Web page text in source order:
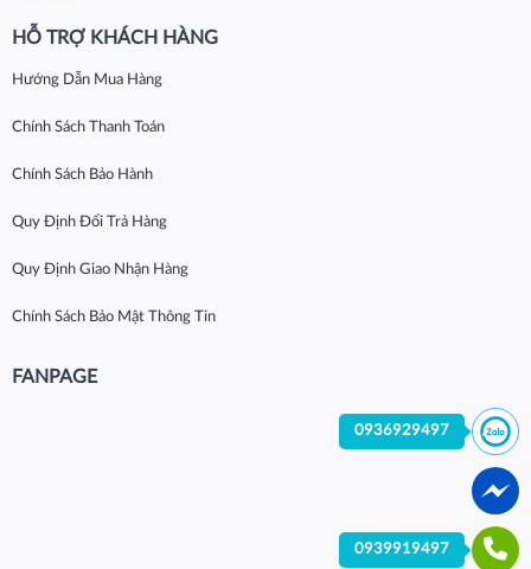
HỖ TRỢ KHÁCH HÀNG
Hướng Dẫn Mua Hàng
Chính Sách Thanh Toán
Chính Sách Bảo Hành
Quy Định Đổi Trả Hàng
Quy Định Giao Nhận Hàng
Chính Sách Bảo Mật Thông Tin
FANPAGE
0936929497
0939919497